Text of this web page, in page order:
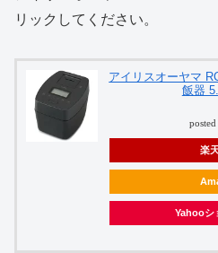
リックしてください。
アイリスオーヤマ
飯器
楽
Yahooシ